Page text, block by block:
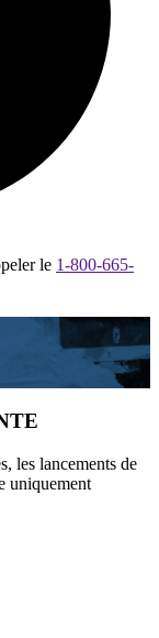
le 1-800-665-
les lancements de
uniquement